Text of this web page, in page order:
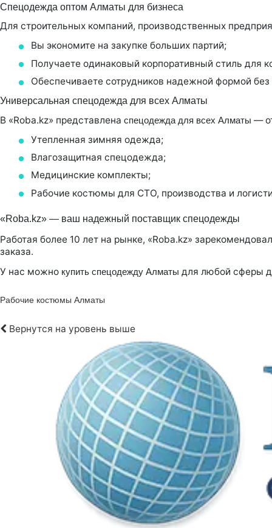
Спецодежда оптом Алматы для бизнеса
Для строительных компаний, производственных
Вы экономите на закупке больших партий;
Получаете одинаковый корпоративный стиль для
Обеспечиваете сотрудников надежной формой без
Универсальная cпецодежда для всех Алматы
В «Roba.kz» представлена cпецодежда для всех Алматы —
Утепленная зимняя одежда;
Влагозащитная спецодежда;
Медицинские комплекты;
Рабочие костюмы для СТО, производства и
«Roba.kz» — ваш надежный поставщик спецодежды
Работая более 10 лет на рынке, «Roba.kz»
заказа.
У нас можно купить спецодежду Алматы для любой сферы
Рабочие костюмы Алматы
Вернутся на уровень выше